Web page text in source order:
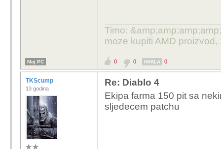
Timo:
moze kupiti AMD
Moj PC 0 0 HVALA 0
TKScump
13 godina
Re: Diablo 4
Ekipa farma 150 pit sa
sljedecem patchu